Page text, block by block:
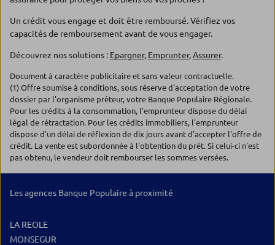
Un crédit vous engage et doit être remboursé. Vérifiez vos
capacités de remboursement avant de vous engager.
Découvrez nos solutions : Epargner, Emprunter,Assurer.
Document à caractère publicitaire et sans valeur contractuelle.
(1) Offre soumise à conditions, sous réserve d'acceptation de votre
dossier par l'organisme prêteur, votre Banque Populaire Régionale.
Pour les crédits à la consommation, l'emprunteur dispose du délai
légal de rétractation. Pour les crédits immobiliers, l'emprunteur
dispose d'un délai de réflexion de dix jours avant d'accepter l'offre de
crédit. La vente est subordonnée à l'obtention du prêt. Si celui-ci n'est
pas obtenu, le vendeur doit rembourser les sommes versées.
Les agences Banque Populaire à proximité
LA REOLE
MONSEGUR